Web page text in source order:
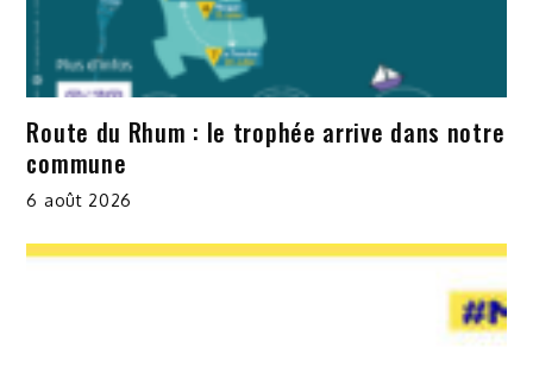
Route du Rhum : le trophée arrive dans notre
commune
6 août 2026